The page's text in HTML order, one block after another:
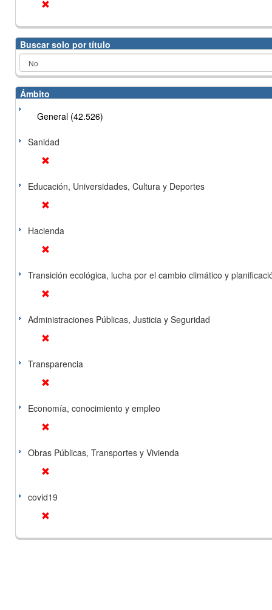
Buscar solo por título
Ámbito
General (42.526)
Sanidad
Educación, Universidades, Cultura y Deportes
Hacienda
Transición ecológica, lucha por el cambio climático y
Administraciones Públicas, Justicia y Seguridad
Transparencia
Economía, conocimiento y empleo
Obras Públicas, Transportes y Vivienda
covid19